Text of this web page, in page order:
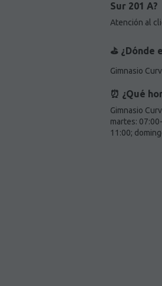
Sur 201 A?
Atención al
⛳️ ¿Dónde
Gimnasio
⏰ ¿Qué
Gimnasio
martes:
11:00;